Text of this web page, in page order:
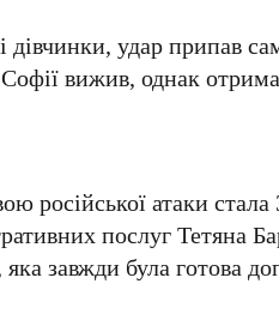
дівчинки, удар припав
вижив, однак
російської атаки
послуг Тетяна
завжди була готова